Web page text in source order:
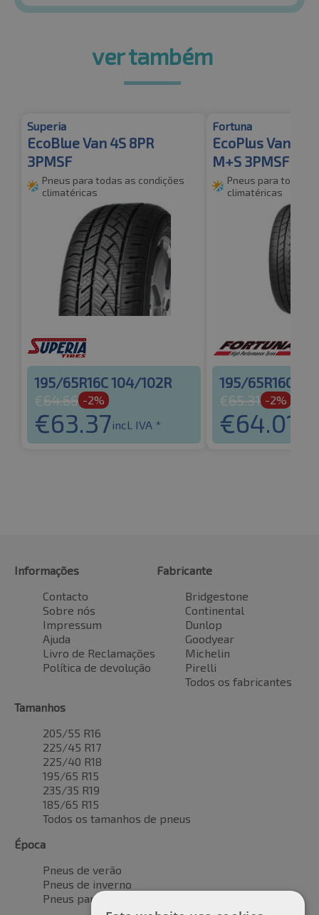
ver também
Superia
EcoBlue Van 4S 8PR
3PMSF
Pneus para todas as condições
climatéricas
195/65R16C 104/102R
€64.66 -2%
€63.37incl. IVA *
Fortuna
EcoPlus Van 4S
M+S 3PMSF
Pneus para todas
climatéricas
195/65R16C
€65.31 -2%
€64.01
Informações
Contacto
Sobre nós
Impressum
Ajuda
Livro de Reclamações
Política de devolução
Fabricante
Bridgestone
Continental
Dunlop
Goodyear
Michelin
Pirelli
Todos os fabricantes
Tamanhos
205/55 R16
225/45 R17
225/40 R18
195/65 R15
235/35 R19
185/65 R15
Todos os tamanhos de pneus
Época
Pneus de verão
Pneus de inverno
Pneus para todas as estações